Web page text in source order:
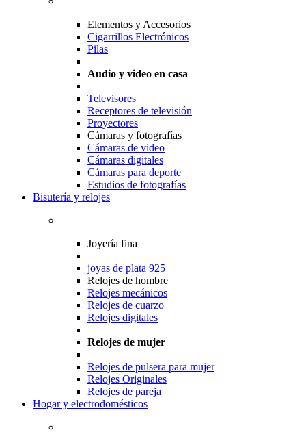
Elementos y Accesorios
Cigarrillos Electrónicos
Pilas
Audio y video en casa
Televisores
Receptores de televisión
Proyectores
Cámaras y fotografías
Cámaras de video
Cámaras digitales
Cámaras para deporte
Estudios de fotografías
Bisutería y relojes
Joyería fina
joyas de plata 925
Relojes de hombre
Relojes mecánicos
Relojes de cuarzo
Relojes digitales
Relojes de mujer
Relojes de pulsera para mujer
Relojes Originales
Relojes de pareja
Hogar y electrodomésticos